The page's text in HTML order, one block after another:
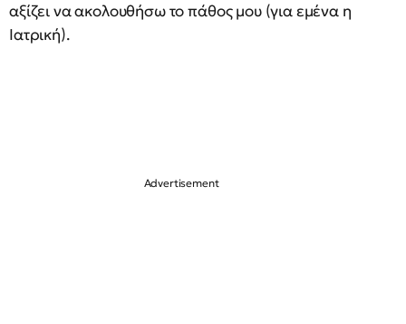
αξίζει να ακολουθήσω το πάθος μου (για εμένα η
Ιατρική).